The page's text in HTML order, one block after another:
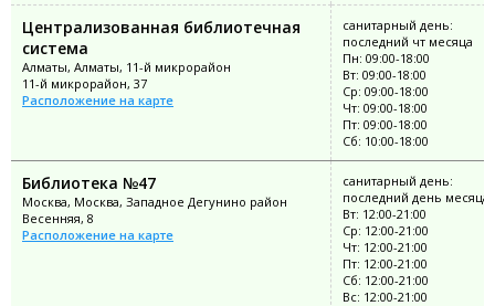
Централизованная библиотечная
система
Алматы, Алматы, 11-й микрорайон
11-й микрорайон, 37
Расположение на карте
санитарный день:
последний чт месяца
Пн: 09:00-18:00
Вт: 09:00-18:00
Ср: 09:00-18:00
Чт: 09:00-18:00
Пт: 09:00-18:00
Сб: 10:00-18:00
Библиотека №47
Москва, Москва, Западное Дегунино район
Весенняя, 8
Расположение на карте
санитарный день:
последний день месяца
Вт: 12:00-21:00
Ср: 12:00-21:00
Чт: 12:00-21:00
Пт: 12:00-21:00
Сб: 12:00-21:00
Вс: 12:00-21:00